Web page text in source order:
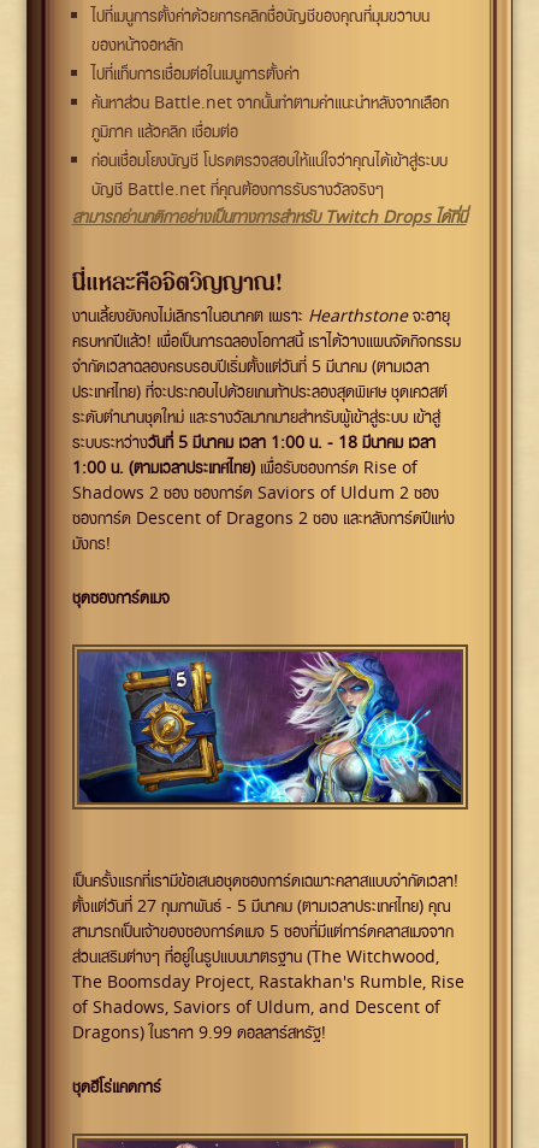
ไปที่เมนูการตั้งค่าด้วยการคลิกชื่อบัญชีของคุณที่มุมขวาบน
ของหน้าจอหลัก
ไปที่แท็บการเชื่อมต่อในเมนูการตั้งค่า
ค้นหาส่วน Battle.net จากนั้นทำตามคำแนะนำหลังจากเลือก
ภูมิภาค แล้วคลิก เชื่อมต่อ
ก่อนเชื่อมโยงบัญชี โปรดตรวจสอบให้แน่ใจว่าคุณได้เข้าสู่ระบบ
บัญชี Battle.net ที่คุณต้องการรับรางวัลจริงๆ
สามารถอ่านกติกาอย่างเป็นทางการสำหรับ Twitch Drops ได้ที่นี่
นี่แหละคือจิตวิญญาณ!
งานเลี้ยงยังคงไม่เลิกราในอนาคต เพราะ Hearthstoneจะอายุ
ครบหกปีแล้ว! เพื่อเป็นการฉลองโอกาสนี้ เราได้วางแผนจัดกิจกรรม
จำกัดเวลาฉลองครบรอบปีเริ่มตั้งแต่วันที่ 5 มีนาคม (ตามเวลา
ประเทศไทย) ที่จะประกอบไปด้วยเกมท้าประลองสุดพิเศษ ชุดเควสต์
ระดับตำนานชุดใหม่ และรางวัลมากมายสำหรับผู้เข้าสู่ระบบ เข้าสู่
ระบบระหว่างวันที่ 5 มีนาคม เวลา 1:00 น. - 18 มีนาคม เวลา
1:00 น. (ตามเวลาประเทศไทย)เพื่อรับซองการ์ด Rise of
Shadows 2 ซอง ซองการ์ด Saviors of Uldum 2 ซอง
ซองการ์ด Descent of Dragons 2 ซอง และหลังการ์ดปีแห่ง
มังกร!
ชุดซองการ์ดเมจ
เป็นครั้งแรกที่เรามีข้อเสนอชุดซองการ์ดเฉพาะคลาสแบบจำกัดเวลา!
ตั้งแต่วันที่ 27 กุมภาพันธ์ - 5 มีนาคม (ตามเวลาประเทศไทย) คุณ
สามารถเป็นเจ้าของซองการ์ดเมจ 5 ซองที่มีแต่การ์ดคลาสเมจจาก
ส่วนเสริมต่างๆ ที่อยู่ในรูปแบบมาตรฐาน (The Witchwood,
The Boomsday Project, Rastakhan's Rumble, Rise
of Shadows, Saviors of Uldum, and Descent of
Dragons) ในราคา 9.99 ดอลลาร์สหรัฐ!
ชุดฮีโร่แคดการ์